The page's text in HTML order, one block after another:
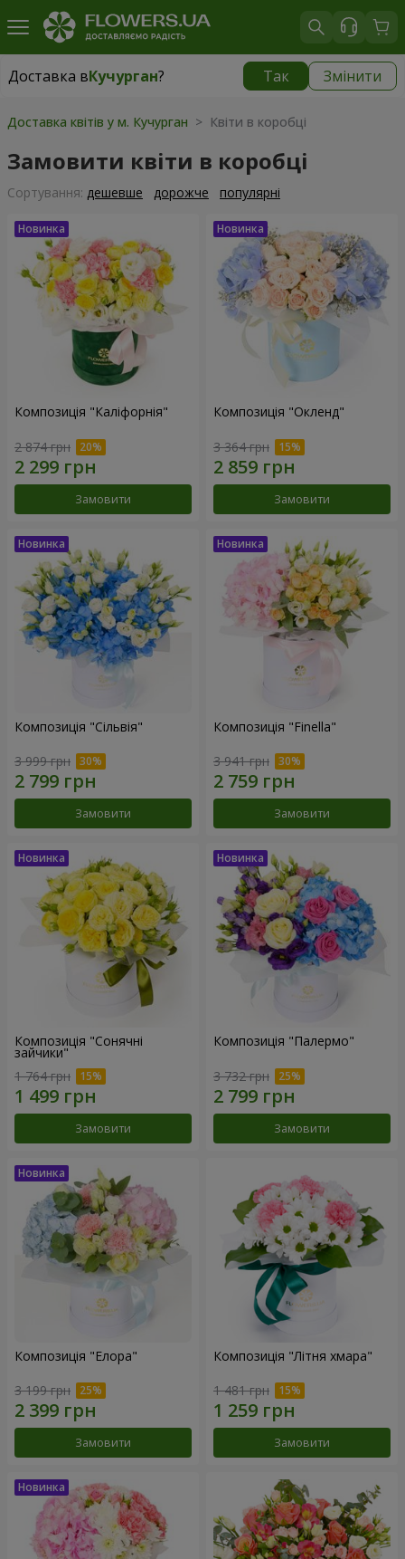
Доставка вКучурган? Так Змінити
Доставка вКучурган|
Доставка квітів у м. Кучурган > Квіти в коробці
Замовити квіти в коробці
Сортування: дешевше дорожче популярні
Композиція "Каліфорнія"
2 874 грн
Замовити
Композиція "Окленд"
3 364 грн
Замовити
Композиція "Сільвія"
3 999 грн
Замовити
Композиція "Finella"
3 941 грн
Замовити
Композиція "Сонячні
зайчики"
1 764 грн
Замовити
Композиція "Палермо"
3 732 грн
Замовити
Композиція "Елора"
3 199 грн
Замовити
Композиція "Літня хмара"
1 481 грн
Замовити